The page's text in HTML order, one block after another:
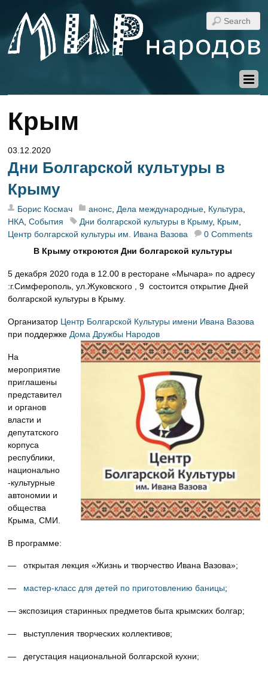
Крым
03.12.2020
Дни Болгарской культуры в
Крыму
Борис Космач анонс,Дела международные, Культура,
НКА,События Дни болгарской культуры в Крыму, Крым,
Центр болгарской культуры им. Ивана Вазова
0 Comments
В Крыму откроются Дни болгарской культуры
5 декабря 2020 года в 12.00 в ресторане «Мычара» по адресу
:г.Симферополь, ул.Жуковского , 9 состоится открытие Дней
болгарской культуры в Крыму.
Организатор Центр Болгарской Культуры имени Ивана Вазова
при поддержке Дома Дружбы Народов
На
мероприятие
приглашены
представител
и органов
власти и
депутатского
корпуса
республики,
национально
-культурные
автономии и
общества
Крыма, СМИ.
В программе:
— открытая лекция «Жизнь и творчество Ивана Вазова»;
— мастер-класс для детей по приготовлению баницы;
— экспозиция старинных предметов быта крымских болгар;
— выступления творческих коллективов;
— дегустация национальной болгарской кухни;